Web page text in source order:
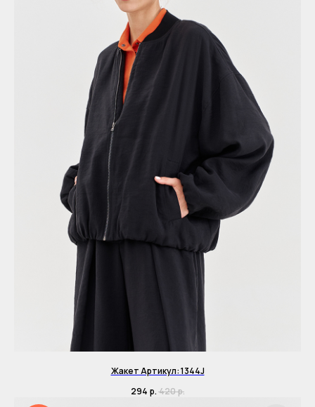
Жакет Артикул: 1344J
294 р. 420р.